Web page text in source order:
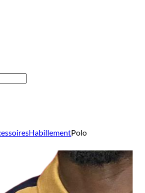
HabillementPolo